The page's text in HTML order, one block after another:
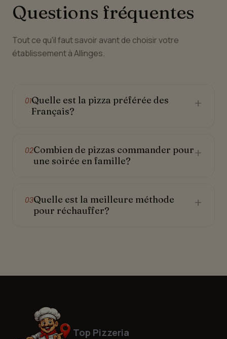
Questions fréquentes
Tout ce qu'il faut savoir avant de choisir votre
établissement à Allinges.
01Quelle est la pizza préférée des
Français?
+
02Combien de pizzas commander pour
une soirée en famille?
+
03Quelle est la meilleure méthode
pour réchauffer?
+
Top Pizzeria